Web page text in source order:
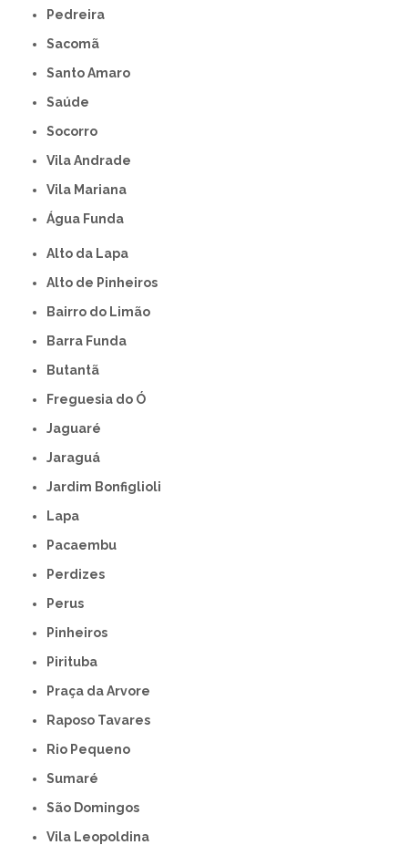
Pedreira
Sacomã
Santo Amaro
Saúde
Socorro
Vila Andrade
Vila Mariana
Água Funda
Alto da Lapa
Alto de Pinheiros
Bairro do Limão
Barra Funda
Butantã
Freguesia do Ó
Jaguaré
Jaraguá
Jardim Bonfiglioli
Lapa
Pacaembu
Perdizes
Perus
Pinheiros
Pirituba
Praça da Arvore
Raposo Tavares
Rio Pequeno
Sumaré
São Domingos
Vila Leopoldina